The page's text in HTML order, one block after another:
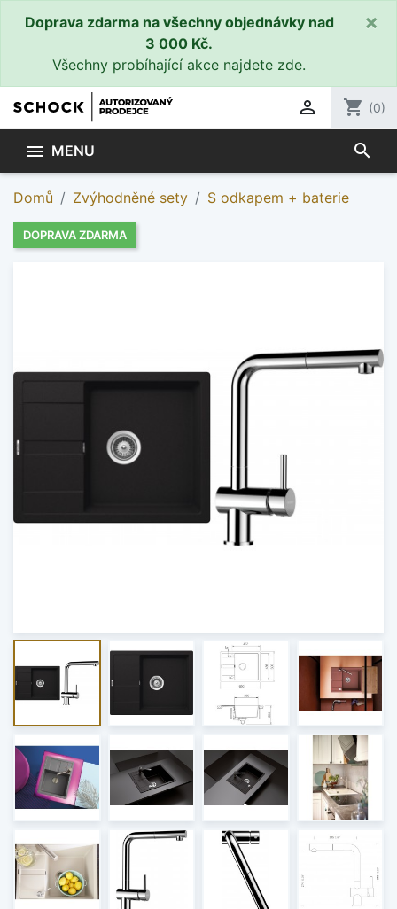
Doprava zdarma na všechny objednávky nad
3 000 Kč.
Všechny probíhající akce najdete zde.
×
 shopping_cart (0)
 MENU search
Domů Zvýhodněné sety S odkapem + baterie
DOPRAVA ZDARMA